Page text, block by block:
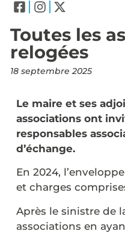
Toutes les
relogées
18 septembre 2025
Le maire et ses
associations ont
responsables
d’échange.
En 2024,
et charges
Après le sinistre de
associations en